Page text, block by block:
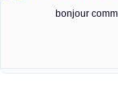
bonjour